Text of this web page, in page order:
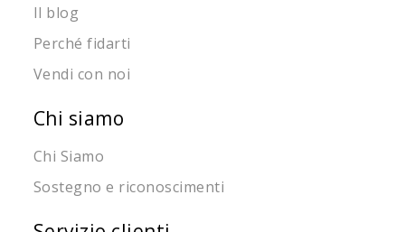
Il blog
Perché fidarti
Vendi con noi
Chi siamo
Chi Siamo
Sostegno e riconoscimenti